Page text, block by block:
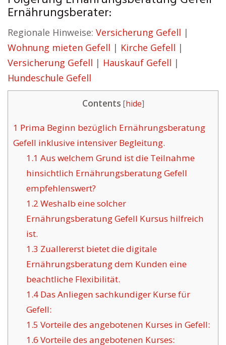
Ernährungsberater:
Regionale Hinweise: Versicherung Gefell |
Wohnung mieten Gefell | Kirche Gefell |
Versicherung Gefell | Hauskauf Gefell |
Hundeschule Gefell
Contents [hide]
1 Prima Beginn bezüglich Ernährungsberatung
Gefell inklusive intensiver Begleitung.
1.1 Aus welchem Grund ist die Teilnahme
hinsichtlich Ernährungsberatung Gefell
empfehlenswert?
1.2 Weshalb eine solcher
Ernährungsberatung Gefell Kursus hilfreich
ist.
1.3 Zuallererst bietet die digitale
Ernährungsberatung dem Kunden eine
beachtliche Flexibilität.
1.4Das Anliegen sachkundiger Kurse für
Gefell:
1.5 Vorteile des angebotenen Kurses in Gefell:
1.6 Vorteile des angebotenen Kurses: